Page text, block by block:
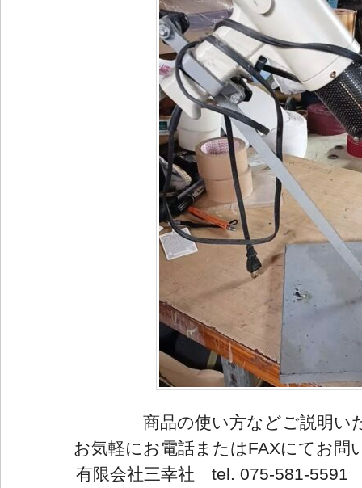
商品の使い方などご説明い
お気軽にお電話またはFAXにてお問
有限会社三幸社 tel. 075-581-5591